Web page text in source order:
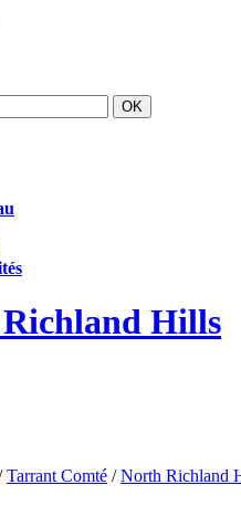
Hills
Tarrant Comté /North Richland